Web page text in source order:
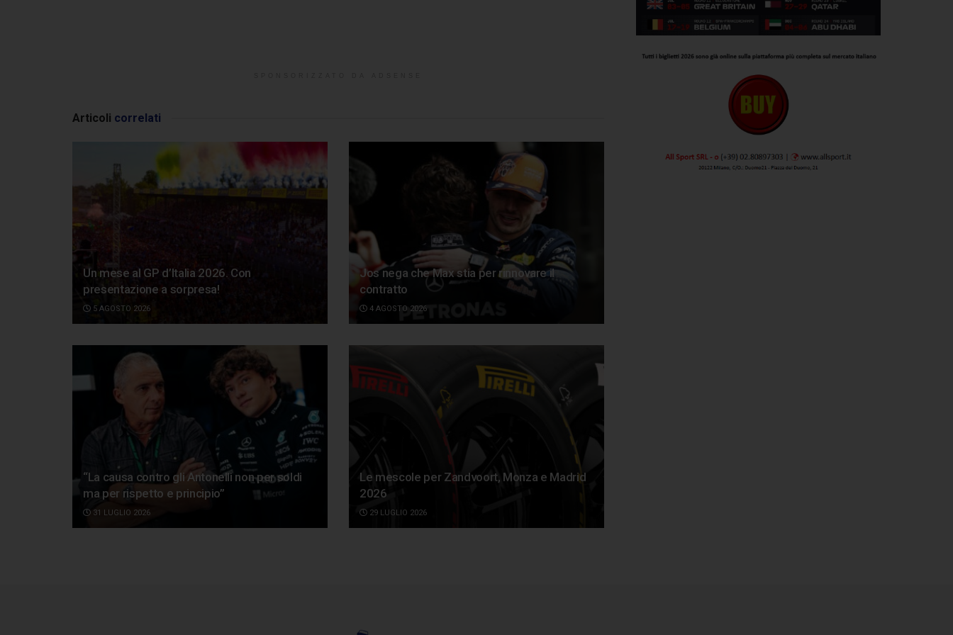
Articoli correlati
Un mese al GP d’Italia 2026. Con
presentazione a sorpresa!
5 AGOSTO 2026
Jos nega che Max stia per rinnovare il
contratto
4 AGOSTO 2026
“La causa contro gli Antonelli non per soldi
ma per rispetto e principio”
31 LUGLIO 2026
Le mescole per Zandvoort, Monza e Madrid
2026
29 LUGLIO 2026